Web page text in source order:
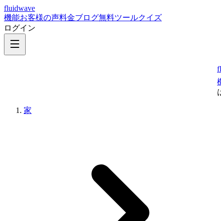
fluidwave
機能お客様の声料金ブログ無料ツールクイズ
ログイン
家